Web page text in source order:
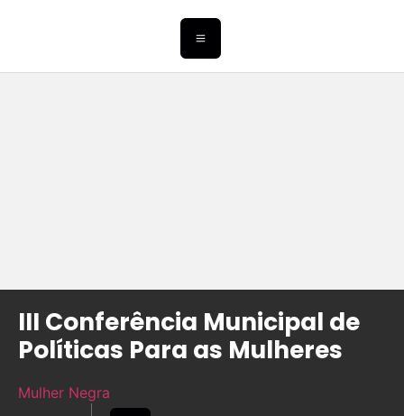
III Conferência Municipal de
Políticas Para as Mulheres
Mulher Negra